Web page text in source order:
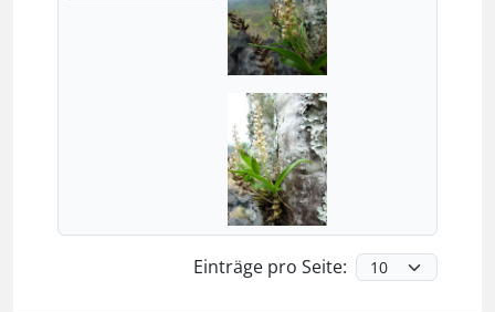
Einträge pro Seite: